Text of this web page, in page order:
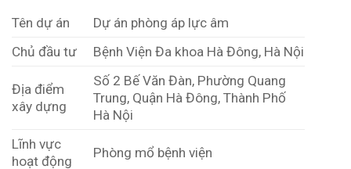
Tên dự án
Dự án phòng áp lực âm
Chủ đầu tư
Bệnh Viện Đa khoa Hà Đông, Hà Nội
Địa điểm
xây dựng
Số 2 Bế Văn Đàn, Phường Quang
Trung, Quận Hà Đông, Thành Phố
Hà Nội
Lĩnh vực
hoạt động
Phòng mổ bệnh viện